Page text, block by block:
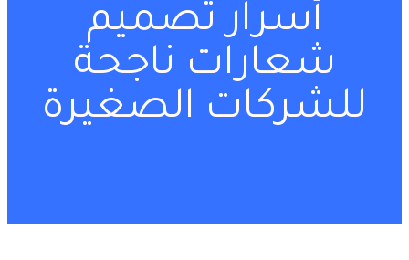
أسرار تصميم
شعارات ناجحة
للشركات الصغيرة